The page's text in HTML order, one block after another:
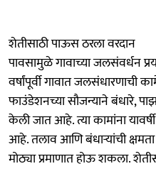
शेतीसाठी पाऊस ठरला वरदान
पावसामुळे गावाच्या जलसंवर्धन
वर्षांपूर्वी गावात जलसंधारणाची
फाउंडेशनच्या सौजन्याने बंधारे,
केली जात आहे. त्या कामांना
आहे. तलाव आणि बंधाऱ्यांची
मोठ्या प्रमाणात होऊ शकला.